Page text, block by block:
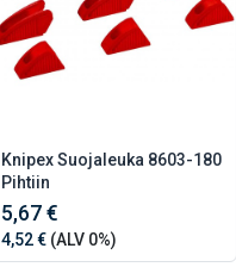
Knipex Suojaleuka 8603-180
Pihtiin
5,67 €
4,52 €(ALV 0%)